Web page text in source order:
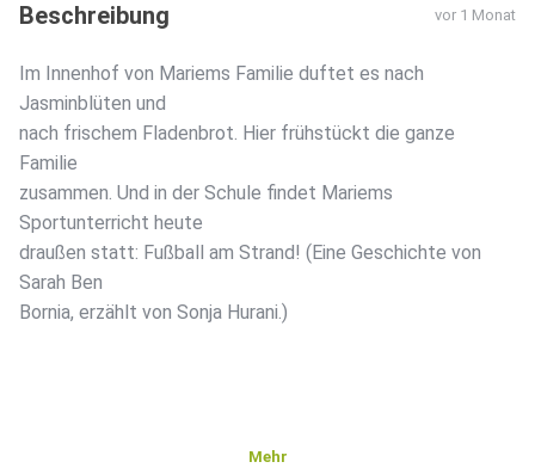
Beschreibung vor 1 Monat
Im Innenhof von Mariems Familie duftet es nach
Jasminblüten und
nach frischem Fladenbrot. Hier frühstückt die ganze
Familie
zusammen. Und in der Schule findet Mariems
Sportunterricht heute
draußen statt: Fußball am Strand! (Eine Geschichte von
Sarah Ben
Bornia, erzählt von Sonja Hurani.)
Mehr